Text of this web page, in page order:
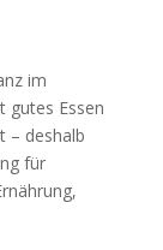
im
gutes Essen
– deshalb
für